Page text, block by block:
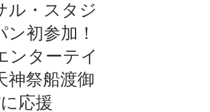
ル・スタジ
初参加！
ンターテイ
神祭船渡御
応援